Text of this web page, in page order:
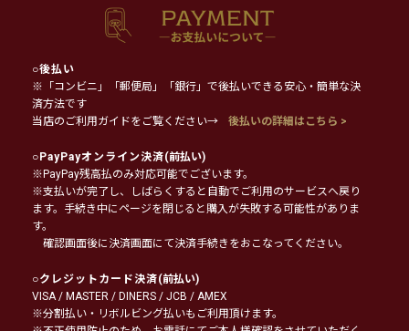
○後払い
※「コンビニ」「郵便局」「銀行」で後払いできる安心・簡単な決
済方法です
当店のご利用ガイドをご覧ください→
後払いの詳細はこちら >
○PayPayオンライン決済(前払い)
※PayPay残高払のみ対応可能でございます。
※支払いが完了し、しばらくすると自動でご利用のサービスへ戻り
ます。手続き中にページを閉じると購入が失敗する可能性がありま
す。
確認画面後に決済画面にて決済手続きをおこなってください。
○クレジットカード決済(前払い)
VISA / MASTER / DINERS / JCB / AMEX
※分割払い・リボルビング払いもご利用頂けます。